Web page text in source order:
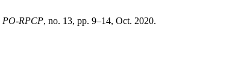
PO-RPCP, no. 13, pp. 9–14, Oct. 2020.